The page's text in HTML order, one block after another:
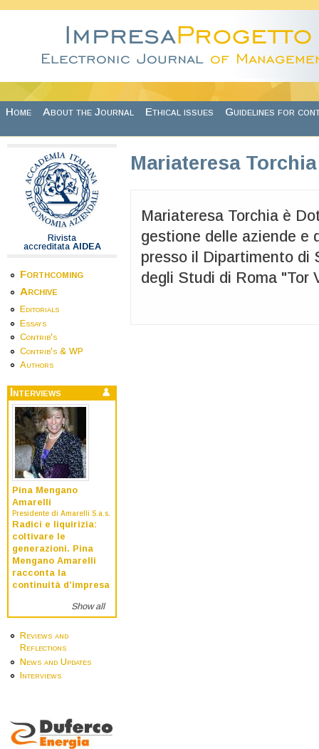
Home About the Journal Ethical issues Guidelines for
Rivista
accreditata AIDEA
Forthcoming
Archive
Editorials
Essays
Contrib's
Contrib's & WP
Authors
Interviews
Pina Mengano
Amarelli
Presidente di Amarelli S.a.s.
Radici e liquirizia:
coltivare le
generazioni. Pina
Mengano Amarelli
racconta la
continuità d’impresa
Show all
Reviews and
Reflections
News and Updates
Interviews
Mariateresa Torchia
Mariateresa Torchia è
gestione delle aziende e
presso il Dipartimento di
degli Studi di Roma "Tor